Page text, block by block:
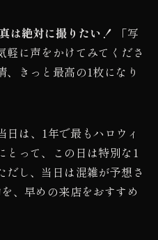
は絶対に撮りたい！ 「写
に声をかけてみてくださ
きっと最高の1枚になり
日は、1年で最もハロウィ
とって、この日は特別な1
だし、当日は混雑が予想さ
、早めの来店をおすすめ